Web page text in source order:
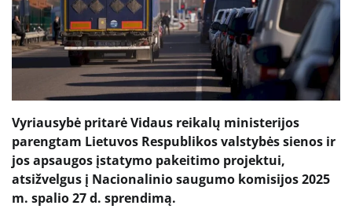
Vyriausybė pritarė Vidaus reikalų ministerijos
parengtam Lietuvos Respublikos valstybės sienos ir
jos apsaugos įstatymo pakeitimo projektui,
atsižvelgus į Nacionalinio saugumo komisijos 2025
m. spalio 27 d. sprendimą.